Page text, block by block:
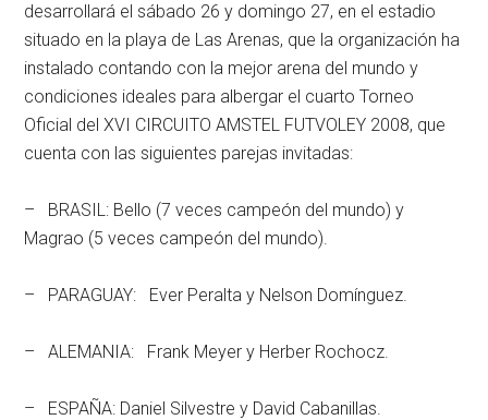
desarrollará el sábado 26 y domingo 27, en el estadio
situado en la playa de Las Arenas, que la organización ha
instalado contando con la mejor arena del mundo y
condiciones ideales para albergar el cuarto Torneo
Oficial del XVI CIRCUITO AMSTEL FUTVOLEY 2008, que
cuenta con las siguientes parejas invitadas:
– BRASIL: Bello (7 veces campeón del mundo) y
Magrao (5 veces campeón del mundo).
– PARAGUAY: Ever Peralta y Nelson Domínguez.
– ALEMANIA: Frank Meyer y Herber Rochocz.
– ESPAÑA: Daniel Silvestre y David Cabanillas.